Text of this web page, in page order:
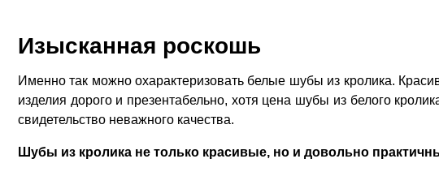
Изысканная роскошь
Именно так можно охарактеризовать белые шубы из кролика.
изделия дорого и презентабельно, хотя цена шубы из белого
свидетельство неважного качества.
Шубы из кролика не только красивые, но и довольно